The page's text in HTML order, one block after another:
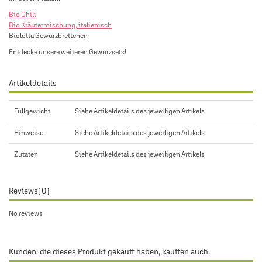
Bio Chili
Bio Kräutermischung, italienisch
Biolotta Gewürzbrettchen
Entdecke unsere weiteren Gewürzsets!
Artikeldetails
Füllgewicht Siehe Artikeldetails des jeweiligen Artikels
Hinweise Siehe Artikeldetails des jeweiligen Artikels
Zutaten Siehe Artikeldetails des jeweiligen Artikels
Reviews(0)
No reviews
Kunden, die dieses Produkt gekauft haben, kauften auch: